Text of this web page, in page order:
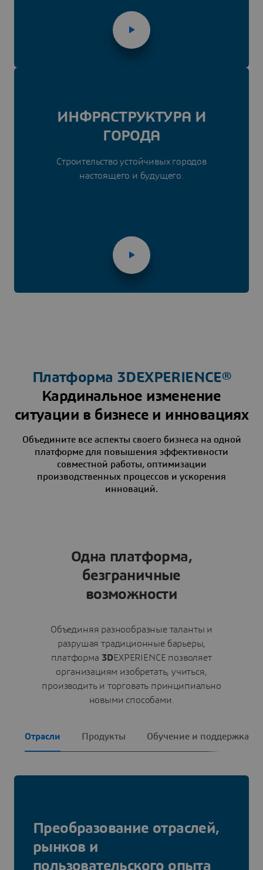
ИНФРАСТРУКТУРА И
ГОРОДА
Строительство устойчивых городов
настоящего и будущего.
Платформа 3DEXPERIENCE®
Кардинальное изменение
ситуации в бизнесе и инновациях
Объедините все аспекты своего бизнеса на одной
платформе для повышения эффективности
совместной работы, оптимизации
производственных процессов и ускорения
инноваций.
Одна платформа,
безграничные
возможности
Объединяя разнообразные таланты и
разрушая традиционные барьеры,
платформа 3DEXPERIENCE позволяет
организациям изобретать, учиться,
производить и торговать принципиально
новыми способами.
Отрасли Продукты Обучение и поддержка
Преобразование отраслей,
рынков и
пользовательского опыта